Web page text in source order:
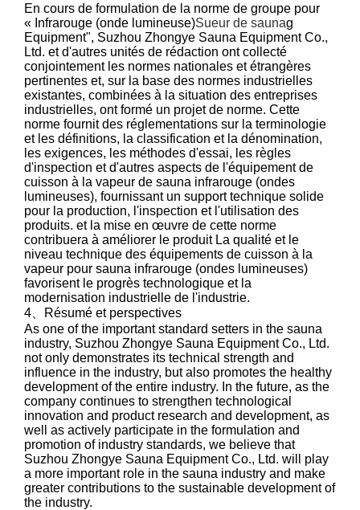
En cours de formulation de la norme de groupe pour
« Infrarouge (onde lumineuse)Sueur de saunag
Equipment", Suzhou Zhongye Sauna Equipment Co.,
Ltd. et d'autres unités de rédaction ont collecté
conjointement les normes nationales et étrangères
pertinentes et, sur la base des normes industrielles
existantes, combinées à la situation des entreprises
industrielles, ont formé un projet de norme. Cette
norme fournit des réglementations sur la terminologie
et les définitions, la classification et la dénomination,
les exigences, les méthodes d'essai, les règles
d'inspection et d'autres aspects de l'équipement de
cuisson à la vapeur de sauna infrarouge (ondes
lumineuses), fournissant un support technique solide
pour la production, l'inspection et l'utilisation des
produits. et la mise en œuvre de cette norme
contribuera à améliorer le produit La qualité et le
niveau technique des équipements de cuisson à la
vapeur pour sauna infrarouge (ondes lumineuses)
favorisent le progrès technologique et la
modernisation industrielle de l'industrie.
4、Résumé et perspectives
As one of the important standard setters in the sauna
industry, Suzhou Zhongye Sauna Equipment Co., Ltd.
not only demonstrates its technical strength and
influence in the industry, but also promotes the healthy
development of the entire industry. In the future, as the
company continues to strengthen technological
innovation and product research and development, as
well as actively participate in the formulation and
promotion of industry standards, we believe that
Suzhou Zhongye Sauna Equipment Co., Ltd. will play
a more important role in the sauna industry and make
greater contributions to the sustainable development of
the industry.